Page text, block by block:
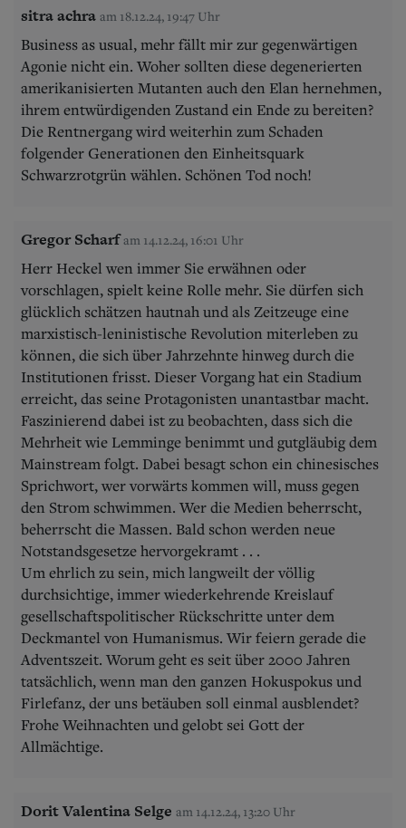
sitra achra am 18.12.24, 19:47 Uhr
Business as usual, mehr fällt mir zur gegenwärtigen
Agonie nicht ein. Woher sollten diese degenerierten
amerikanisierten Mutanten auch den Elan hernehmen,
ihrem entwürdigenden Zustand ein Ende zu bereiten?
Die Rentnergang wird weiterhin zum Schaden
folgender Generationen den Einheitsquark
Schwarzrotgrün wählen. Schönen Tod noch!
Gregor Scharf am 14.12.24, 16:01 Uhr
Herr Heckel wen immer Sie erwähnen oder
vorschlagen, spielt keine Rolle mehr. Sie dürfen sich
glücklich schätzen hautnah und als Zeitzeuge eine
marxistisch-leninistische Revolution miterleben zu
können, die sich über Jahrzehnte hinweg durch die
Institutionen frisst. Dieser Vorgang hat ein Stadium
erreicht, das seine Protagonisten unantastbar macht.
Faszinierend dabei ist zu beobachten, dass sich die
Mehrheit wie Lemminge benimmt und gutgläubig dem
Mainstream folgt. Dabei besagt schon ein chinesisches
Sprichwort, wer vorwärts kommen will, muss gegen
den Strom schwimmen. Wer die Medien beherrscht,
beherrscht die Massen. Bald schon werden neue
Notstandsgesetze hervorgekramt . . .
Um ehrlich zu sein, mich langweilt der völlig
durchsichtige, immer wiederkehrende Kreislauf
gesellschaftspolitischer Rückschritte unter dem
Deckmantel von Humanismus. Wir feiern gerade die
Adventszeit. Worum geht es seit über 2000 Jahren
tatsächlich, wenn man den ganzen Hokuspokus und
Firlefanz, der uns betäuben soll einmal ausblendet?
Frohe Weihnachten und gelobt sei Gott der
Allmächtige.
Dorit Valentina Selge am 14.12.24, 13:20 Uhr